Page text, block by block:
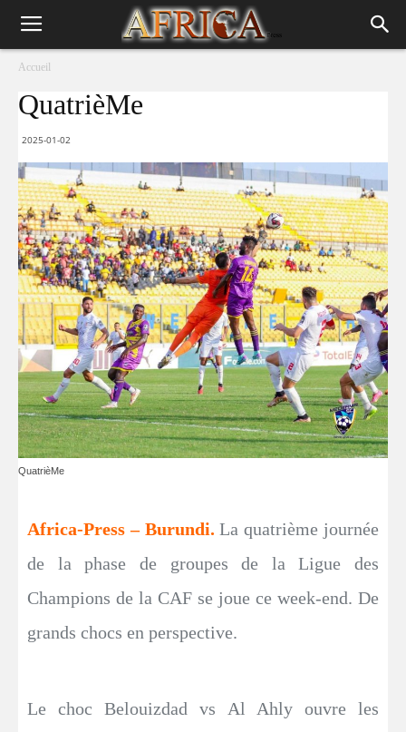
Accueil
QuatrièMe
2025-01-02
QuatrièMe
Africa-Press – Burundi.La quatrième journée
de la phase de groupes de la Ligue des
Champions de la CAF se joue ce week-end. De
grands chocs en perspective.
Le choc Belouizdad vs Al Ahly ouvre les